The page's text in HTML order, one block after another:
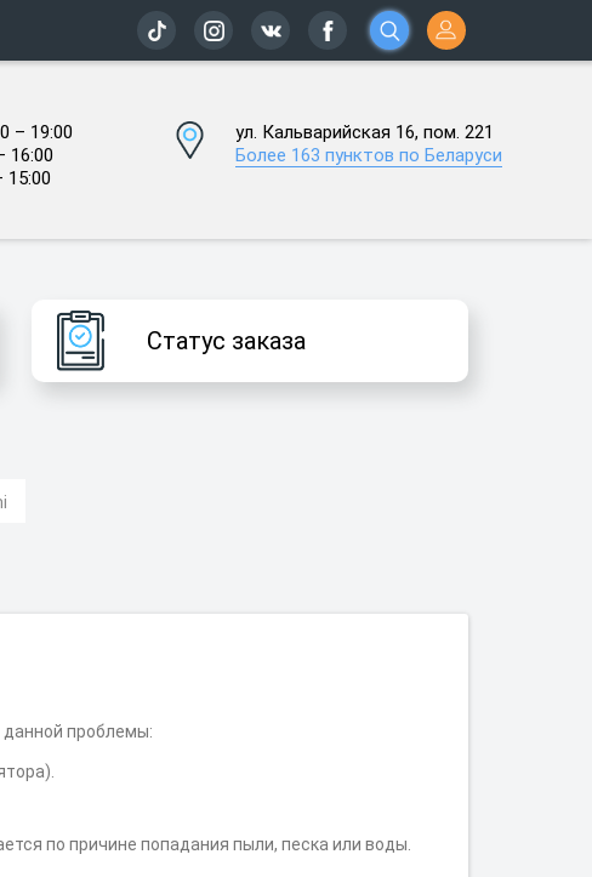
– 19:00
16:00
15:00
ул. Кальварийская 16, пом. 221
Более 163 пунктов по Беларуси
Статус заказа
проблемы:
по причине попадания пыли, песка или воды.